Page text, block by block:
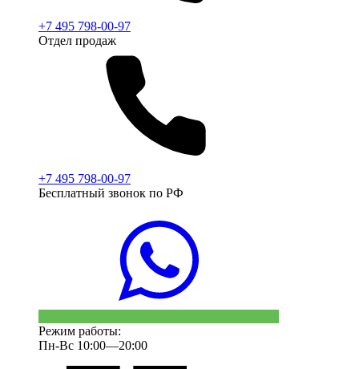
+7 495 798-00-97
Отдел продаж
+7 495 798-00-97
Бесплатный звонок по РФ
Режим работы:
Пн-Вс 10:00—20:00